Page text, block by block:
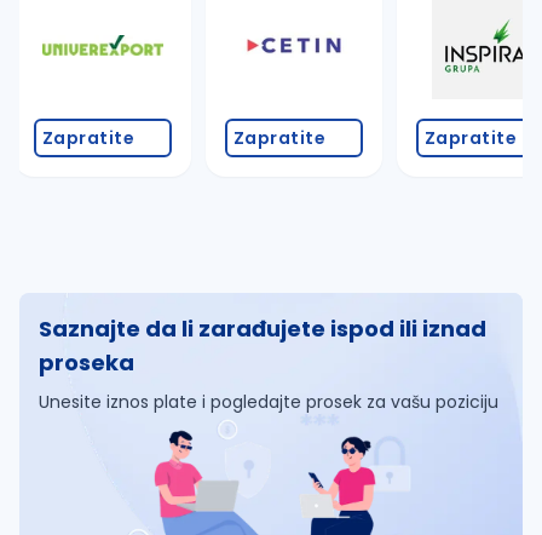
Zapratite Zapratite Zapratite
Saznajte da li zarađujete ispod ili iznad
proseka
Unesite iznos plate i pogledajte prosek za vašu poziciju